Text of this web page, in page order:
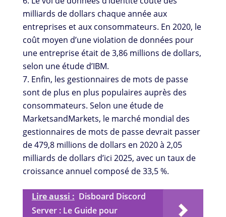
milliards de dollars chaque année aux
entreprises et aux consommateurs. En 2020, le
coût moyen d’une violation de données pour
une entreprise était de 3,86 millions de dollars,
selon une étude d’IBM.
Enfin, les gestionnaires de mots de passe
sont de plus en plus populaires auprès des
consommateurs. Selon une étude de
MarketsandMarkets, le marché mondial des
gestionnaires de mots de passe devrait passer
de 479,8 millions de dollars en 2020 à 2,05
milliards de dollars d’ici 2025, avec un taux de
croissance annuel composé de 33,5 %.
Lire aussi : Disboard Discord
Server : Le Guide pour